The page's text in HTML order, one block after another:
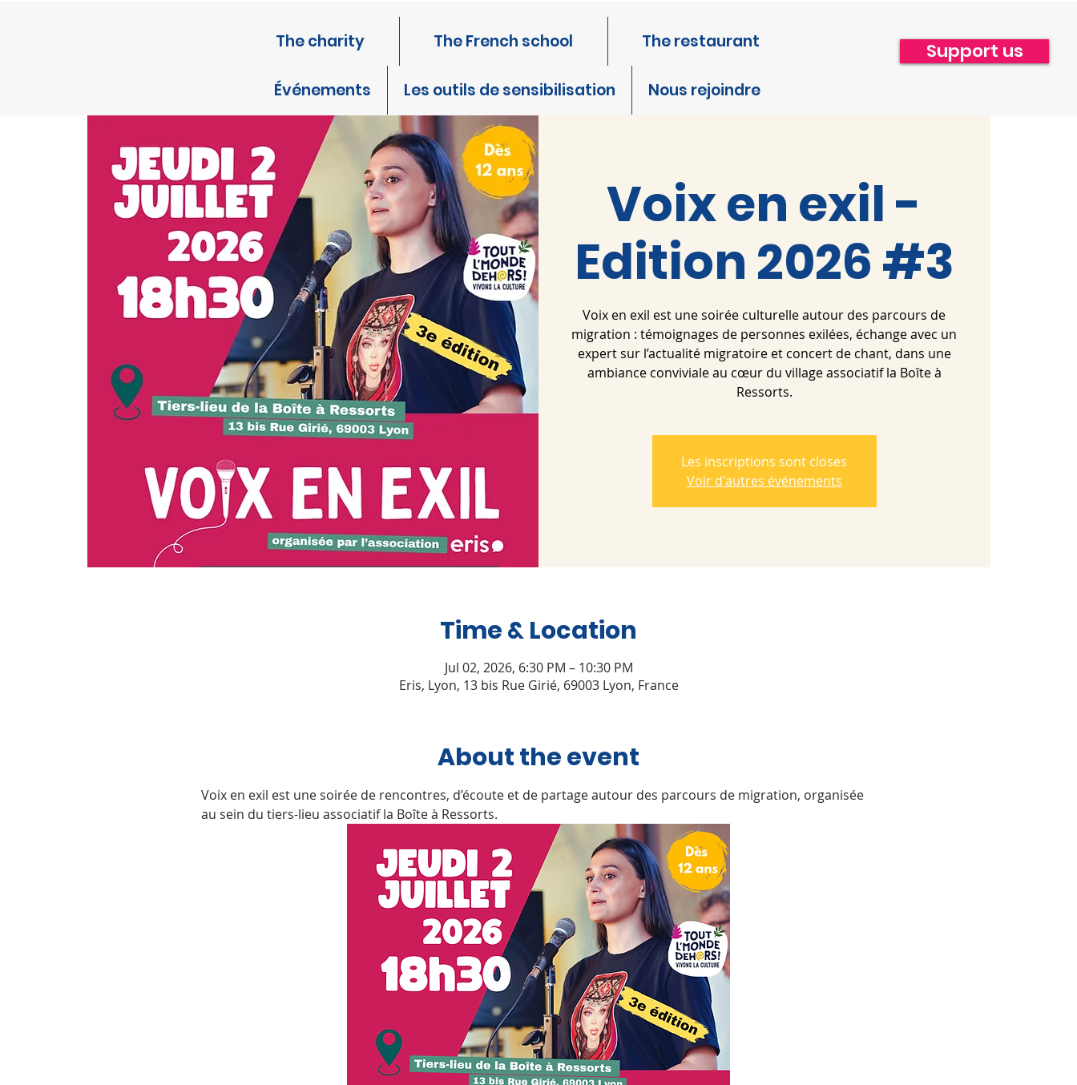
The charity The French school The restaurant
Événements Les outils de sensibilisation Nous rejoindre
Support us
Voix en exil -
Edition 2026 #3
Voix en exil est une soirée culturelle autour des parcours de
migration : témoignages de personnes exilées, échange avec un
expert sur l’actualité migratoire et concert de chant, dans une
ambiance conviviale au cœur du village associatif la Boîte à
Ressorts.
Les inscriptions sont closes
Voir d'autres événements
Time & Location
Jul 02, 2026, 6:30 PM – 10:30 PM
Eris, Lyon, 13 bis Rue Girié, 69003 Lyon, France
About the event
Voix en exil est une soirée de rencontres, d’écoute et de partage autour des parcours de migration, organisée
au sein du tiers-lieu associatif la Boîte à Ressorts.